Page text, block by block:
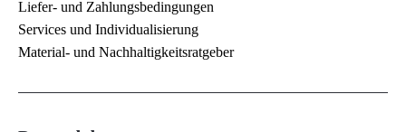
Liefer- und Zahlungsbedingungen
Services und Individualisierung
Material- und Nachhaltigkeitsratgeber